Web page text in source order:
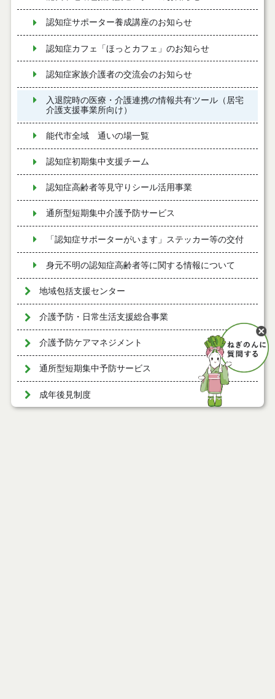
認知症サポーター養成講座のお知らせ
認知症カフェ「ほっとカフェ」のお知らせ
認知症家族介護者の交流会のお知らせ
入退院時の医療・介護連携の情報共有ツール（居宅
介護支援事業所向け）
能代市全域 通いの場一覧
認知症初期集中支援チーム
認知症高齢者等見守りシール活用事業
通所型短期集中介護予防サービス
「認知症サポーターがいます」ステッカー等の交付
身元不明の認知症高齢者等に関する情報について
地域包括支援センター
介護予防・日常生活支援総合事業
介護予防ケアマネジメント
通所型短期集中予防サービス
成年後見制度